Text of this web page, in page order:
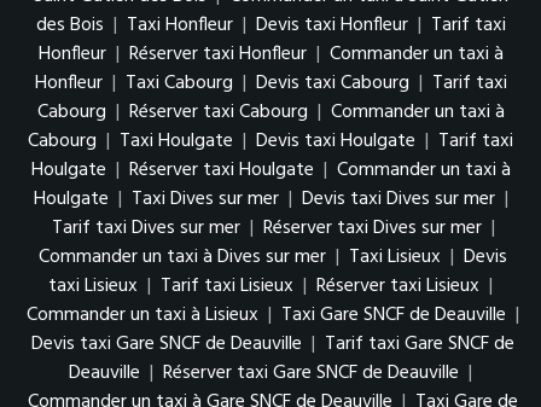
des Bois | Taxi Honfleur | Devis taxi Honfleur | Tarif taxi
Honfleur | Réserver taxi Honfleur | Commander un taxi à
Honfleur | Taxi Cabourg | Devis taxi Cabourg | Tarif taxi
Cabourg | Réserver taxi Cabourg | Commander un taxi à
Cabourg | Taxi Houlgate | Devis taxi Houlgate | Tarif taxi
Houlgate | Réserver taxi Houlgate | Commander un taxi à
Houlgate | Taxi Dives sur mer | Devis taxi Dives sur mer |
Tarif taxi Dives sur mer | Réserver taxi Dives sur mer |
Commander un taxi à Dives sur mer | Taxi Lisieux | Devis
taxi Lisieux | Tarif taxi Lisieux | Réserver taxi Lisieux |
Commander un taxi à Lisieux | Taxi Gare SNCF de Deauville |
Devis taxi Gare SNCF de Deauville | Tarif taxi Gare SNCF de
Deauville | Réserver taxi Gare SNCF de Deauville |